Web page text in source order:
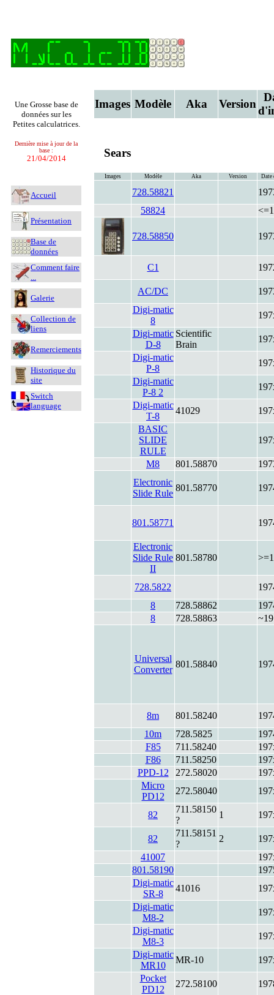
Une Grosse base de
données sur les
Petites calculatrices.
Dernière mise à jour de la
base :
21/04/2014
Accueil
Présentation
Base de
données
Comment faire
...
Galerie
Collection de
liens
Remerciements
Historique du
site
Switch
language
Images Modèle Aka Version
Sears
Images Modèle Aka Version Date
728.58821
58824
728.58850
C1
AC/DC
Digi-matic
8
Digi-matic
D-8
Scientific
Brain
Digi-matic
P-8
Digi-matic
P-8 2
Digi-matic
T-8
41029
BASIC
SLIDE
RULE
M8 801.58870
Electronic
Slide Rule
801.58770
801.58771
Electronic
Slide Rule
II
801.58780
728.5822
8
728.58862
8
728.58863
Universal
Converter
801.58840
8m 801.58240
10m
728.5825
F85
711.58240
F86
711.58250
PPD-12
272.58020
Micro
PD12
272.58040
82
711.58150
?
1
82
711.58151
?
2
41007
801.58190
Digi-matic
SR-8
41016
Digi-matic
M8-2
Digi-matic
M8-3
Digi-matic
MR10
MR-10
Pocket
PD12
272.58100